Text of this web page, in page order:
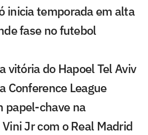
inicia temporada em alta
fase no futebol
vitória do Hapoel Tel Aviv
Conference League
papel-chave na
Jr com o Real Madrid